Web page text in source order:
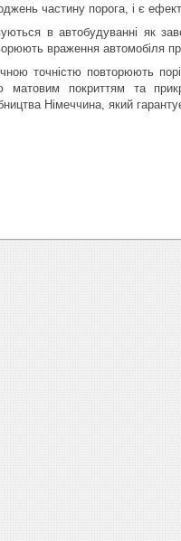
частину порога, і є
в автобудуванні як
враження автомобіля
точністю повторюють
матовим покриттям та
Німеччина, який